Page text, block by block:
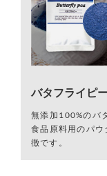
バタフライピ
無添加100%のバ
食品原料用のパ
徴です。